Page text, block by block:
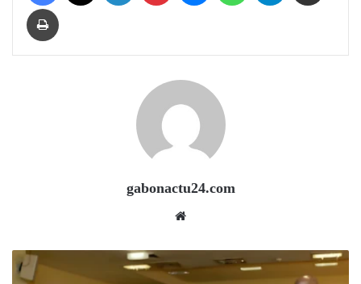
Print
gabonactu24.com